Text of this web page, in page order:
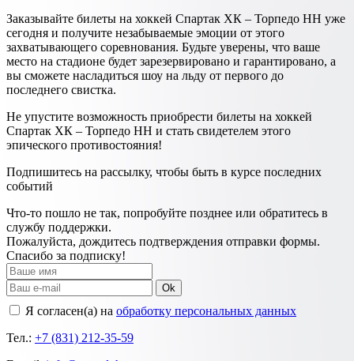
Заказывайте билеты на хоккей Спартак ХК – Торпедо НН уже
сегодня и получите незабываемые эмоции от этого
захватывающего соревнования. Будьте уверены, что ваше
место на стадионе будет зарезервировано и гарантировано, а
вы сможете насладиться шоу на льду от первого до
последнего свистка.
Не упустите возможность приобрести билеты на хоккей
Спартак ХК – Торпедо НН и стать свидетелем этого
эпического противостояния!
Подпишитесь на рассылку, чтобы быть в курсе последних
событий
Что-то пошло не так, попробуйте позднее или обратитесь в
службу поддержки.
Пожалуйста, дождитесь подтверждения отправки формы.
Спасибо за подписку!
Ok
Я согласен(а) на обработку персональных данных
Тел.: +7 (831) 212-35-59